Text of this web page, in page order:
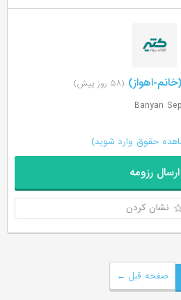
(۵۸ روز پیش)
حقوق وارد شوید)
ارسال رزومه
نشان کردن
← صفحه قبل